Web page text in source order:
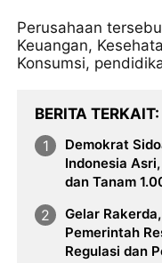
Perusahaan
Keuangan,
Konsumsi,
BERITA TERKAIT
Demokrat
Indonesia
dan Tanam
Gelar
Pemerintah
Regulasi dan